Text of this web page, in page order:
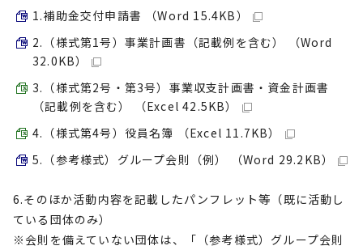
1.補助金交付申請書 （Word 15.4KB）
2.（様式第1号）事業計画書（記載例を含む） （Word
32.0KB）
3.（様式第2号・第3号）事業収支計画書・資金計画書
（記載例を含む） （Excel 42.5KB）
4.（様式第4号）役員名簿 （Excel 11.7KB）
5.（参考様式）グループ会則（例） （Word 29.2KB）
6.そのほか活動内容を記載したパンフレット等（既に活動し
ている団体のみ）
※会則を備えていない団体は、「（参考様式）グループ会則